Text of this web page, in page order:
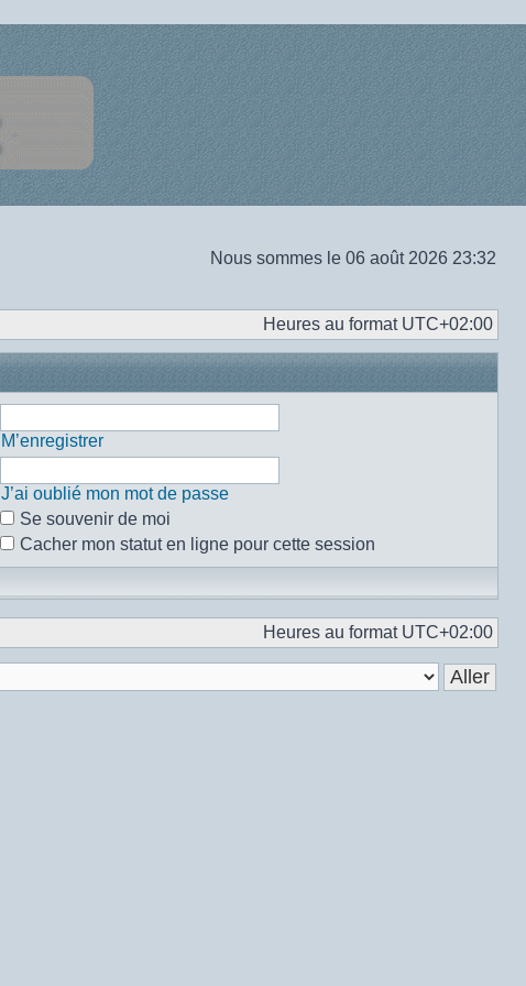
Nous sommes le 06 août 2026 23:32
Heures au format UTC+02:00
M’enregistrer
J’ai oublié mon mot de passe
Se souvenir de moi
Cacher mon statut en ligne pour cette session
Heures au format UTC+02:00